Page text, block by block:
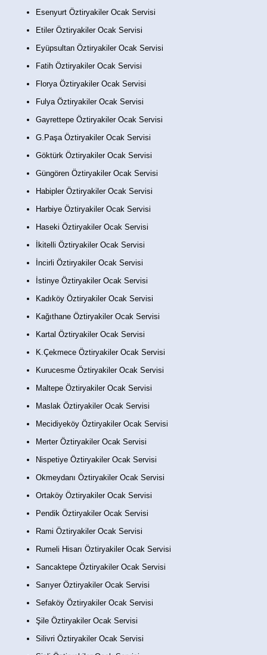
Esenyurt Öztiryakiler Ocak Servisi
Etiler Öztiryakiler Ocak Servisi
Eyüpsultan Öztiryakiler Ocak Servisi
Fatih Öztiryakiler Ocak Servisi
Florya Öztiryakiler Ocak Servisi
Fulya Öztiryakiler Ocak Servisi
Gayrettepe Öztiryakiler Ocak Servisi
G.Paşa Öztiryakiler Ocak Servisi
Göktürk Öztiryakiler Ocak Servisi
Güngören Öztiryakiler Ocak Servisi
Habipler Öztiryakiler Ocak Servisi
Harbiye Öztiryakiler Ocak Servisi
Haseki Öztiryakiler Ocak Servisi
İkitelli Öztiryakiler Ocak Servisi
İncirli Öztiryakiler Ocak Servisi
İstinye Öztiryakiler Ocak Servisi
Kadıköy Öztiryakiler Ocak Servisi
Kağıthane Öztiryakiler Ocak Servisi
Kartal Öztiryakiler Ocak Servisi
K.Çekmece Öztiryakiler Ocak Servisi
Kurucesme Öztiryakiler Ocak Servisi
Maltepe Öztiryakiler Ocak Servisi
Maslak Öztiryakiler Ocak Servisi
Mecidiyeköy Öztiryakiler Ocak Servisi
Merter Öztiryakiler Ocak Servisi
Nispetiye Öztiryakiler Ocak Servisi
Okmeydanı Öztiryakiler Ocak Servisi
Ortaköy Öztiryakiler Ocak Servisi
Pendik Öztiryakiler Ocak Servisi
Rami Öztiryakiler Ocak Servisi
Rumeli Hisarı Öztiryakiler Ocak Servisi
Sancaktepe Öztiryakiler Ocak Servisi
Sarıyer Öztiryakiler Ocak Servisi
Sefaköy Öztiryakiler Ocak Servisi
Şile Öztiryakiler Ocak Servisi
Silivri Öztiryakiler Ocak Servisi